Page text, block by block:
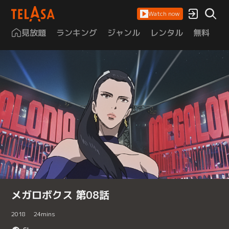
Watch now
見放題 ランキング ジャンル レンタル 無料
メガロボクス 第08話
2018 24mins